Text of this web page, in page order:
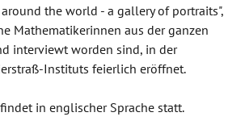
the world - a gallery of portraits",
Mathematikerinnen aus der ganzen
interviewt worden sind, in der
Instituts feierlich eröffnet.
findet in englischer Sprache statt.